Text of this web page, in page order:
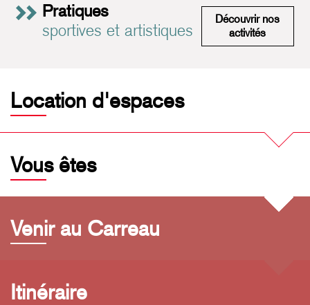
Pratiques
sportives et artistiques
Découvrir nos
activités
Location d'espaces
Vous êtes
Venir au Carreau
Itinéraire